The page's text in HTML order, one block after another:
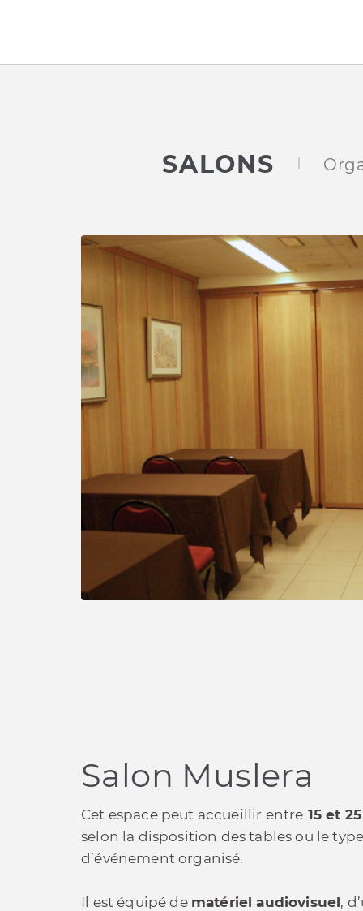
Salons de l´Hotel Los Ángeles à Boo de Guarnizo. Site Web
SALONS
Salon Muslera
Cet espace peut accueillir entre 15 et
selon la disposition des tables ou le type
d’événement organisé.
Il est équipé de matériel audiovisuel,